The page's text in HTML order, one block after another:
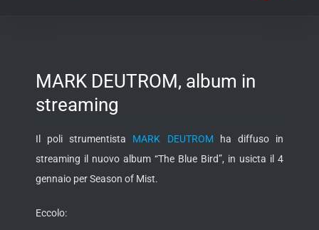
MARK DEUTROM, album in
streaming
Il poli strumentista MARK DEUTROM ha diffuso in
streaming il nuovo album “The Blue Bird”, in usicta il 4
gennaio per Season of Mist.
Eccolo: